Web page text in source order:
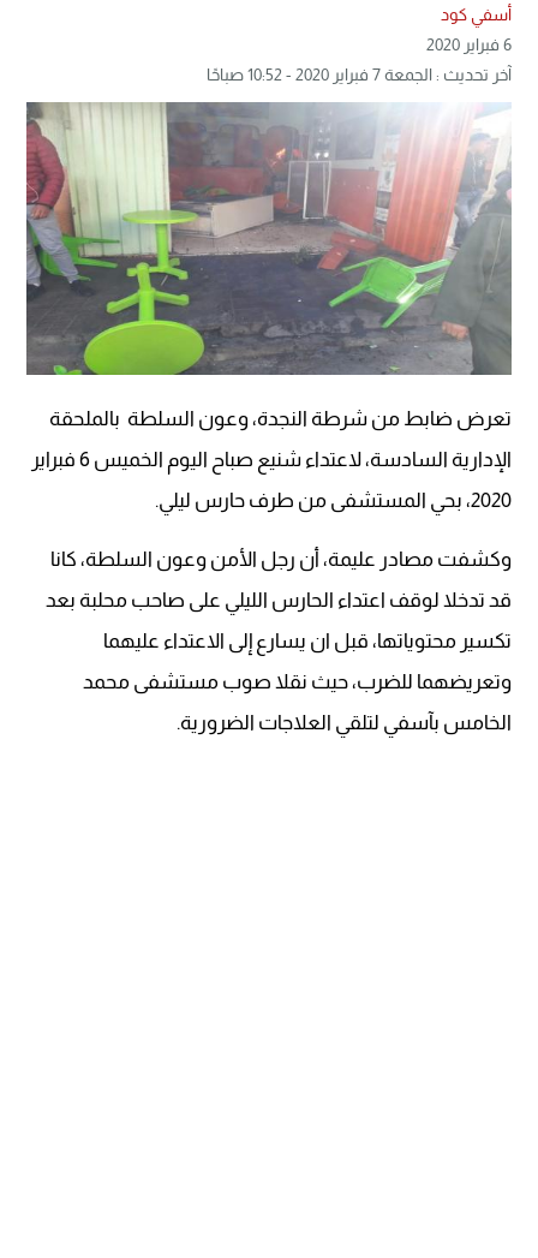
أسفي كود
6 فبراير 2020
آخر تحديث : الجمعة 7 فبراير 2020 - 10:52 صباحًا
تعرض ضابط من شرطة النجدة، وعون السلطة بالملحقة
الإدارية السادسة، لاعتداء شنيع صباح اليوم الخميس 6 فبراير
2020، بحي المستشفى من طرف حارس ليلي.
وكشفت مصادر عليمة، أن رجل الأمن وعون السلطة، كانا
قد تدخلا لوقف اعتداء الحارس الليلي على صاحب محلبة بعد
تكسير محتوياتها، قبل ان يسارع إلى الاعتداء عليهما
وتعريضهما للضرب، حيث نقلا صوب مستشفى محمد
الخامس بآسفي لتلقي العلاجات الضرورية.